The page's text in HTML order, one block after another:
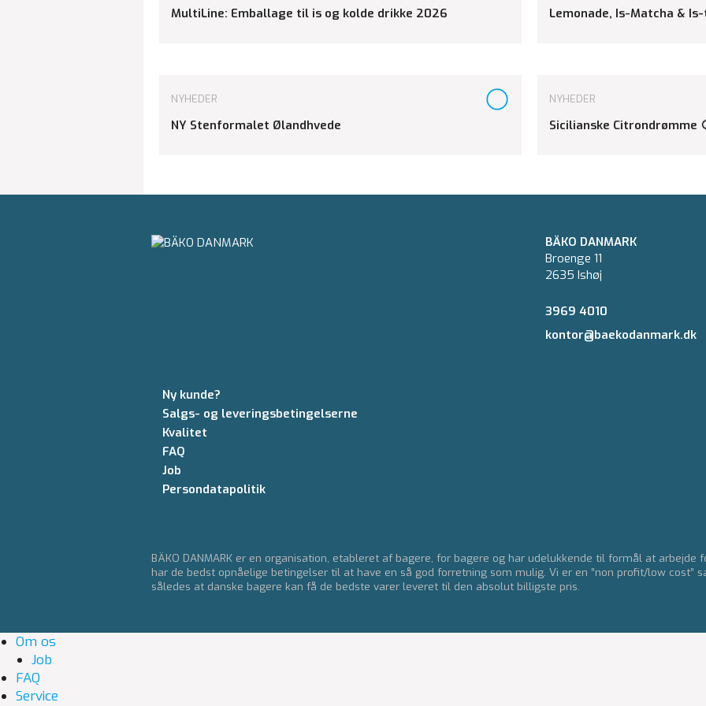
MultiLine: Emballage til is og kolde drikke 2026 Lemonade, Is-Matcha &
NYHEDER
NY Stenformalet Ølandhvede
NYHEDER
Sicilianske Citrondrømme
BÄKO DANMARK
Broenge 11
2635 Ishøj
3969 4010
kontor@baekodanmark.dk
Ny kunde?
Salgs- og leveringsbetingelserne
Kvalitet
FAQ
Job
Persondatapolitik
BÄKO DANMARK er en organisation, etableret af bagere, for bagere og har udelukkende til formål at arbejde
har de bedst opnåelige betingelser til at have en så god forretning som mulig. Vi er en ”non profit/low cost”
således at danske bagere kan få de bedste varer leveret til den absolut billigste pris.
Om os
Job
FAQ
Service